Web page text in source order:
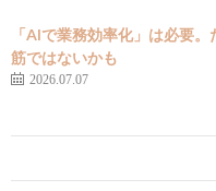
「AIで業務効率化」は必要
筋ではないかも
2026.07.07